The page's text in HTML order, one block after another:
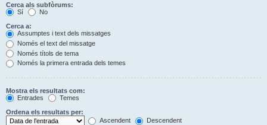
Cerca als subfòrums:
Sí
No
Cerca a:
Assumptes i text dels missatges
Només el text del missatge
Només títols de tema
Només la primera entrada dels temes
Mostra els resultats com:
Entrades
Temes
Ordena els resultats per:
Ascendent
Descendent